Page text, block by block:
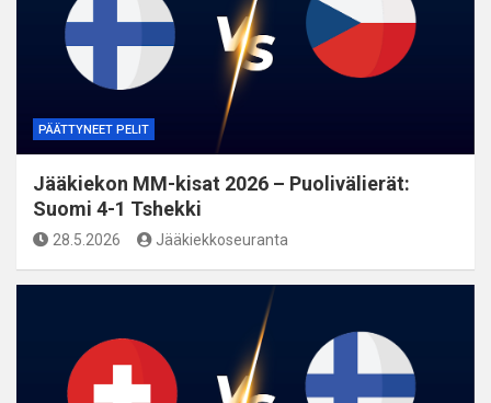
PÄÄTTYNEET PELIT
Jääkiekon MM-kisat 2026 – Puolivälierät:
Suomi 4-1 Tshekki
28.5.2026 Jääkiekkoseuranta